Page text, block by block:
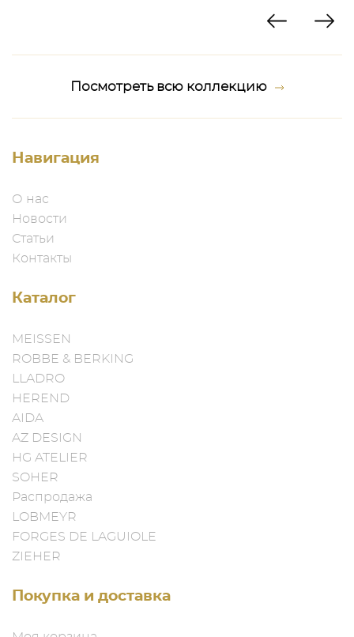
Посмотреть всю коллекцию
Навигация
О нас
Новости
Статьи
Контакты
Каталог
MEISSEN
ROBBE & BERKING
LLADRO
HEREND
AIDA
AZ DESIGN
HG ATELIER
SOHER
Распродажа
LOBMEYR
FORGES DE LAGUIOLE
ZIEHER
Покупка и доставка